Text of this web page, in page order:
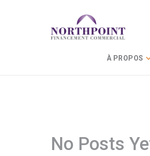
À PROPOS
No Posts